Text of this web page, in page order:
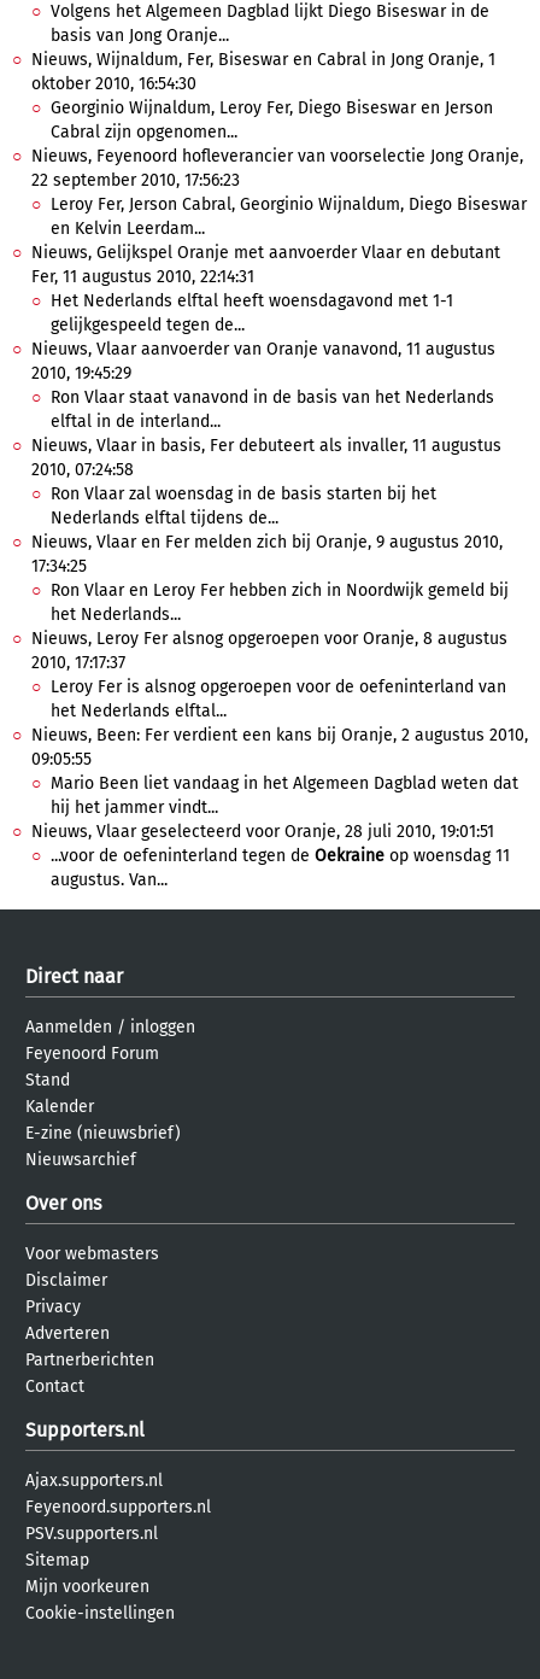
Volgens het Algemeen Dagblad lijkt Diego Biseswar in de
basis van Jong Oranje...
Nieuws, Wijnaldum, Fer, Biseswar en Cabral in Jong Oranje, 1
oktober 2010, 16:54:30
Georginio Wijnaldum, Leroy Fer, Diego Biseswar en Jerson
Cabral zijn opgenomen...
Nieuws, Feyenoord hofleverancier van voorselectie Jong Oranje,
22 september 2010, 17:56:23
Leroy Fer, Jerson Cabral, Georginio Wijnaldum, Diego Biseswar
en Kelvin Leerdam...
Nieuws, Gelijkspel Oranje met aanvoerder Vlaar en debutant
Fer, 11 augustus 2010, 22:14:31
Het Nederlands elftal heeft woensdagavond met 1-1
gelijkgespeeld tegen de...
Nieuws, Vlaar aanvoerder van Oranje vanavond, 11 augustus
2010, 19:45:29
Ron Vlaar staat vanavond in de basis van het Nederlands
elftal in de interland...
Nieuws, Vlaar in basis, Fer debuteert als invaller, 11 augustus
2010, 07:24:58
Ron Vlaar zal woensdag in de basis starten bij het
Nederlands elftal tijdens de...
Nieuws, Vlaar en Fer melden zich bij Oranje, 9 augustus 2010,
17:34:25
Ron Vlaar en Leroy Fer hebben zich in Noordwijk gemeld bij
het Nederlands...
Nieuws, Leroy Fer alsnog opgeroepen voor Oranje, 8 augustus
2010, 17:17:37
Leroy Fer is alsnog opgeroepen voor de oefeninterland van
het Nederlands elftal...
Nieuws, Been: Fer verdient een kans bij Oranje, 2 augustus 2010,
09:05:55
Mario Been liet vandaag in het Algemeen Dagblad weten dat
hij het jammer vindt...
Nieuws, Vlaar geselecteerd voor Oranje, 28 juli 2010, 19:01:51
...voor de oefeninterland tegen de Oekraine op woensdag 11
augustus. Van...
Direct naar
Aanmelden / inloggen
Feyenoord Forum
Stand
Kalender
E-zine (nieuwsbrief)
Nieuwsarchief
Over ons
Voor webmasters
Disclaimer
Privacy
Adverteren
Partnerberichten
Contact
Supporters.nl
Ajax.supporters.nl
Feyenoord.supporters.nl
PSV.supporters.nl
Sitemap
Mijn voorkeuren
Cookie-instellingen